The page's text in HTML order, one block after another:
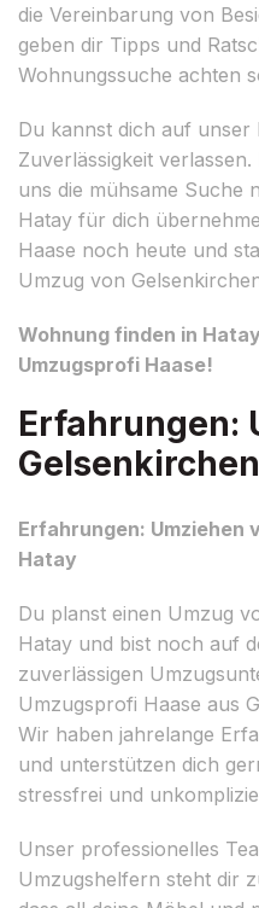
die Vereinbarung von
geben dir Tipps und
Wohnungssuche achten
Du kannst dich auf
Zuverlässigkeit
uns die mühsame Suche
Hatay für dich
Haase noch heute und
Umzug von
Wohnung finden in
Umzugsprofi Haase!
Erfahrungen:
Erfahrungen: Umziehen
Hatay
Du planst einen Umzug
Hatay und bist noch auf
zuverlässigen
Umzugsprofi Haase aus
Wir haben jahrelange
und unterstützen dich
stressfrei und
Unser professionelles
Umzugshelfern steht dir